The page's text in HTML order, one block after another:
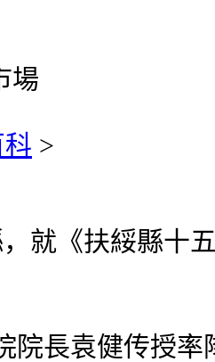
場
>
《扶綏縣十
長袁健传授率